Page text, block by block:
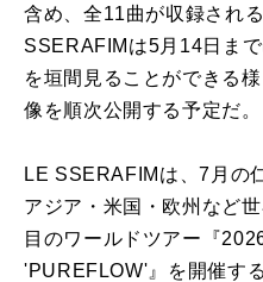
含め、全11曲が収録され
SSERAFIMは5月14日ま
を垣間見ることができる
像を順次公開する予定だ。
LE SSERAFIMは、7月の
アジア・米国・欧州など
目のワールドツアー『
'PUREFLOW'』を開催す